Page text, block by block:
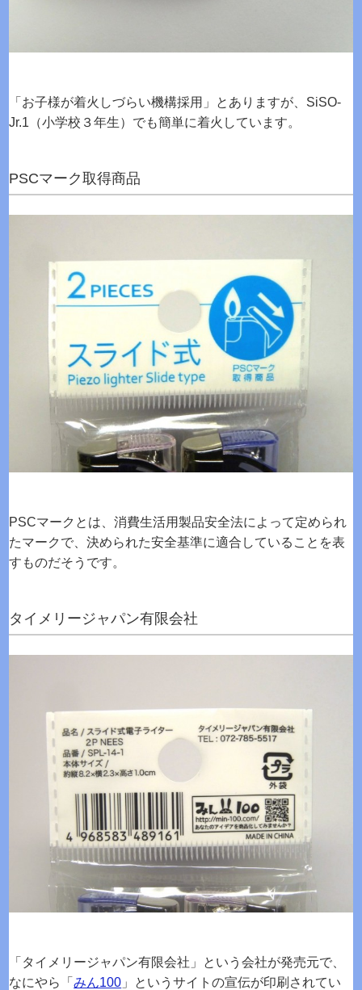
「お子様が着火しづらい機構採用」とありますが、SiSO-
Jr.1（小学校３年生）でも簡単に着火しています。
PSCマーク取得商品
PSCマークとは、消費生活用製品安全法によって定められ
たマークで、決められた安全基準に適合していることを表
すものだそうです。
タイメリージャパン有限会社
「タイメリージャパン有限会社」という会社が発売元で、
なにやら「みん100 」というサイトの宣伝が印刷されてい